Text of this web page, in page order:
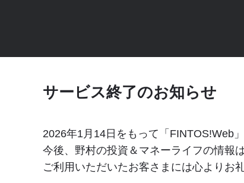
サービス終了のお知らせ
2026年1月14日をもって「FINTOS!Web
今後、野村の投資＆マネーライフの情報
ご利用いただいたお客さまには心よりお